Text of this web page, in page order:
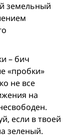
земельный
– бич
«пробки»
не все
на
если в твоей
зеленый.